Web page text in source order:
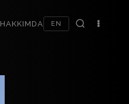
HAKKIMDA EN